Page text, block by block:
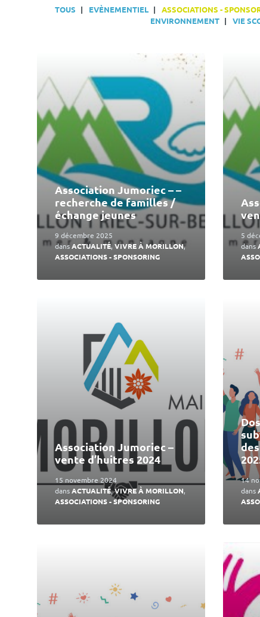
TOUS EVÈNEMENTIEL ASSOCIATIONS -
ENVIRONNEMENT
VIE
Association Jumoriec – –
recherche de familles /
échange jeunes
9 décembre 2025
dansACTUALITÉ, VIVRE À MORILLON,
ASSOCIATIONS - SPONSORING
plus
5
dans
plus
Association Jumoriec –
vente d’huitres 2024
15 novembre 2024
dansACTUALITÉ,VIVRE À MORILLON,
ASSOCIATIONS - SPONSORING
14
dans
En
lire
plus